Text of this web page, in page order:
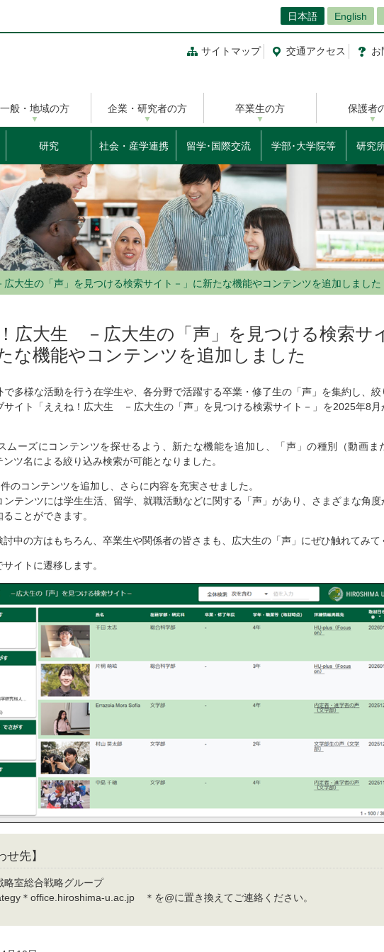
日本語 English
サイトマップ 交通アクセス お
一般・地域の方 企業・研究者の方 卒業生の方 保護者
研究 社会・産学連携 留学･国際交流 学部･大学院等 研究
大生の「声」を見つける検索サイト－」に新たな機能やコンテンツを追加しました
！広大生 －広大生の「声」を見つける検索サ
な機能やコンテンツを追加しました
で多様な活動を行う在学生や、各分野で活躍する卒業・修了生の「声」を集約し、絞
サイト「ええね！広大生 －広大生の「声」を見つける検索サイト－」を2025年8月
ムーズにコンテンツを探せるよう、新たな機能を追加し、「声」の種別（動画ま
ツ名による絞り込み検索が可能となりました。
のコンテンツを追加し、さらに内容を充実させました。
ンテンツには学生生活、留学、就職活動などに関する「声」があり、さまざまな角度
ことができます。
中の方はもちろん、卒業生や関係者の皆さまも、広大生の「声」にぜひ触れてみて
イトに遷移します。
せ先】
略室総合戦略グループ
＊office.hiroshima-u.ac.jp ＊を@に置き換えてご連絡ください。